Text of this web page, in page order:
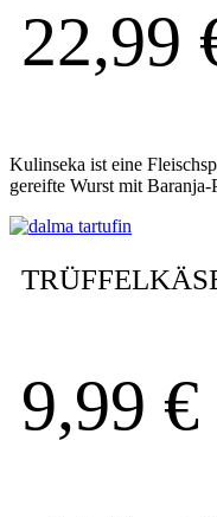
22,99
Kulinseka ist eine
gereifte Wurst mit
9,99 €